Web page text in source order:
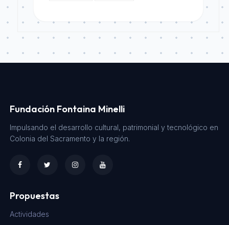
Fundación Fontaina Minelli
Impulsando el desarrollo cultural, patrimonial y tecnológico en
Colonia del Sacramento y la región.
Propuestas
Actividades